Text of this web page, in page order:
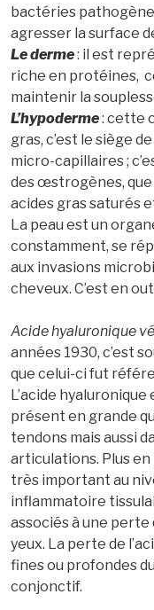
bactéries
agresser la surface
Le derme: il est
riche en protéines,
maintenir la
L’hypoderme: cette
gras, c’est le siège
micro-capillaires ;
des œstrogènes,
acides gras saturés
La peau est un
constamment, se
aux invasions
cheveux. C’est en
Acide hyaluronique
années 1930, c’est
que celui-ci fut
L’acide
présent en grande
tendons mais aussi
articulations. Plus en
très important au
inflammatoire
associés à une perte
yeux. La perte de
fines ou profondes
conjonctif.